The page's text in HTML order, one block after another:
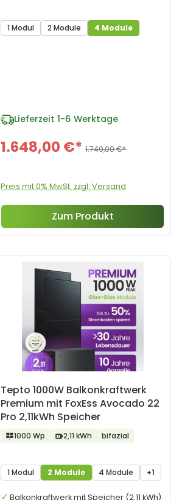
1 Modul 2 Module 4 Module
Lieferzeit 1-6 Werktage
1.648,00 €* 1.749,00 €*
Preis mit 0% MwSt. zzgl. Versand
Zum Produkt
Tepto 1000W Balkonkraftwerk
Premium mit FoxEss Avocado 22
Pro 2,11kWh Speicher
1000 Wp 2,11 kWh bifazial
1 Modul 2 Module 4 Module +1
Balkonkraftwerk mit Speicher (2,11 kWh)